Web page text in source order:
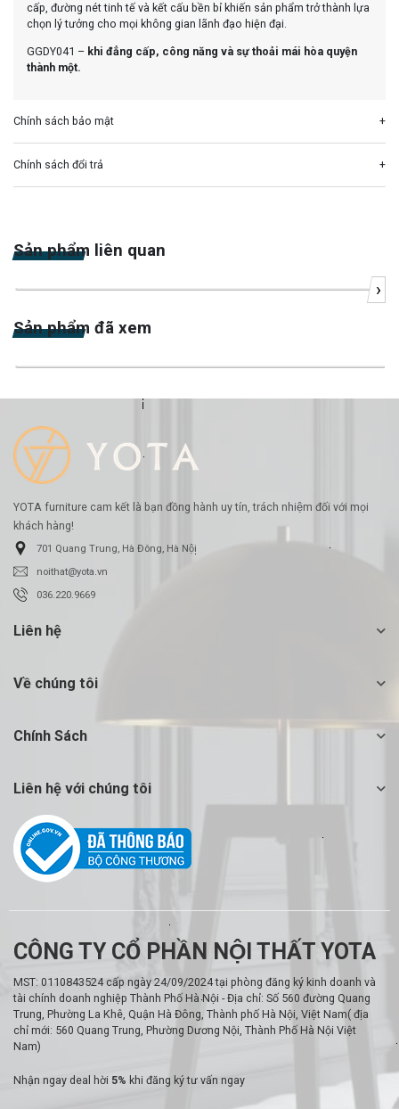
cấp, đường nét tinh tế và kết cấu bền bỉ khiến sản phẩm trở thành lựa
chọn lý tưởng cho mọi không gian lãnh đạo hiện đại.
GGDY041 – khi đẳng cấp, công năng và sự thoải mái hòa quyện
thành một.
Chính sách bảo mật
Chính sách đổi trả
Sản phẩm liên quan
›
Sản phẩm đã xem
YOTA furniture cam kết là bạn đồng hành uy tín, trách nhiệm đối với mọi
khách hàng!
701 Quang Trung, Hà Đông, Hà Nội
noithat@yota.vn
036.220.9669
Liên hệ
Về chúng tôi
Chính Sách
Liên hệ với chúng tôi
CÔNG TY CỔ PHẦN NỘI THẤT YOTA
MST: 0110843524 cấp ngày 24/09/2024 tại phòng đăng ký kinh doanh và
tài chính doanh nghiệp Thành Phố Hà Nội - Địa chỉ: Số 560 đường Quang
Trung, Phường La Khê, Quận Hà Đông, Thành phố Hà Nội, Việt Nam( địa
chỉ mới: 560 Quang Trung, Phường Dương Nội, Thành Phố Hà Nội Việt
Nam)
Nhận ngay deal hời 5% khi đăng ký tư vấn ngay